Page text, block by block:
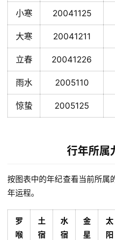
小寒 20041125
大寒 20041211
立春 20041226
雨水 2005110
惊蛰 2005125
行年所属
按图表中的年纪查看当前所属
年运程。
罗
喉
土
宿
水
宿
金
星
太
阳